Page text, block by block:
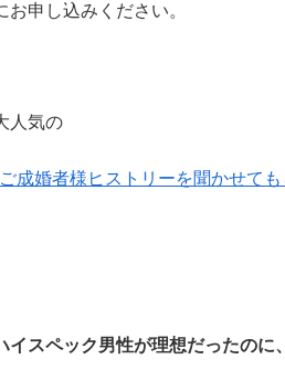
申し込みください。
人気の
婚者様ヒストリーを聞かせても
イスペック男性が理想だったの